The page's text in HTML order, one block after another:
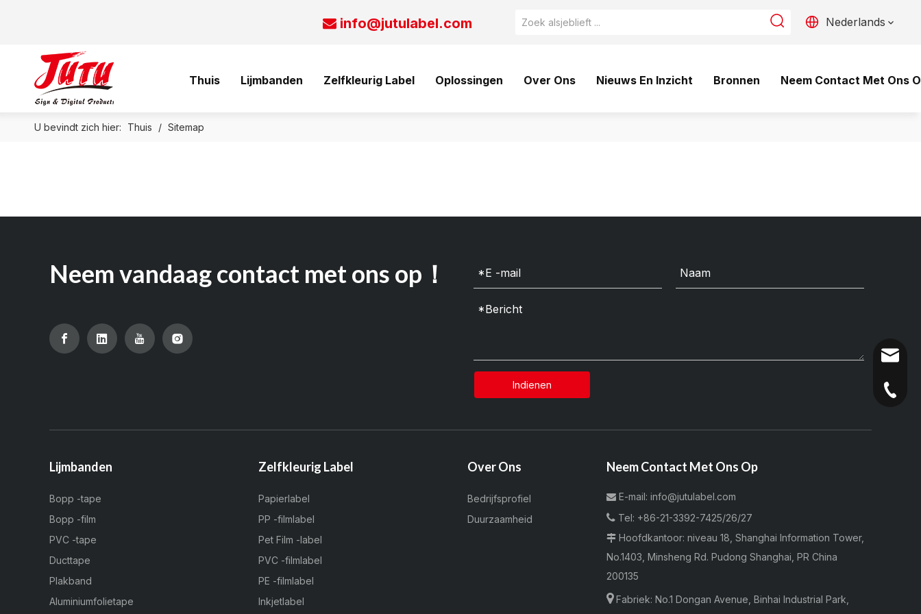
 info@jutulabel.com Nederlands
Thuis Lijmbanden Zelfkleurig Label Oplossingen Over Ons Nieuws En Inzicht Bronnen Neem Contact Met Ons
U bevindt zich hier: Thuis / Sitemap
Neem vandaag contact met ons op！
Indienen
Lijmbanden
Bopp -tape
Bopp -film
PVC -tape
Ducttape
Plakband
Aluminiumfolietape
Zelfkleurig Label
Papierlabel
PP -filmlabel
Pet Film -label
PVC -filmlabel
PE -filmlabel
Inkjetlabel
Over Ons
Bedrijfsprofiel
Duurzaamheid
Neem Contact Met Ons Op
 E-mail:info@jutulabel.com
 Tel: +86-21-3392-7425/26/27
 Hoofdkantoor: niveau 18, Shanghai Information Tower,
No.1403, Minsheng Rd. Pudong Shanghai, PR China
200135
Fabriek:No.1 Dongan Avenue, Binhai Industrial Park,
+86-